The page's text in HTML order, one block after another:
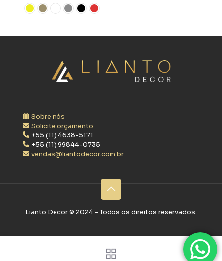
Sobre nós
Solicite orçamento
+55 (11) 4638-5171
+55 (11) 99844-0735
vendas@liantodecor.com.br
Lianto Decor ©‎ 2024 - Todos os direitos reservados.